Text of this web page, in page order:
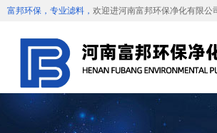
富邦环保，专业滤料， 欢迎进河南富邦环保净化有限公